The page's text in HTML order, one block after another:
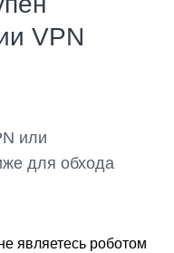
VPN
или
для обхода
являетесь роботом